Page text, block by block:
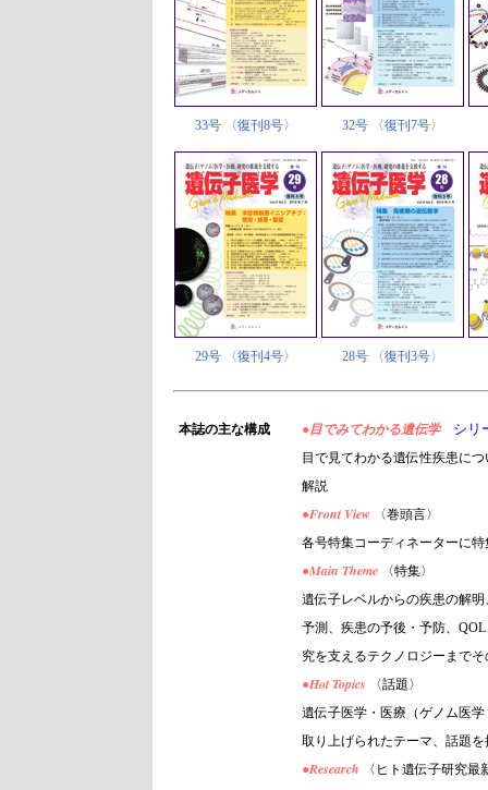
33号 〈復刊8号〉 32号 〈復刊7号〉
29号 〈復刊4号〉 28号 〈復刊3号〉
本誌の主な構成 ●目でみてわかる遺伝学 シリ
目で見てわかる遺伝性疾患に
解説
●Front View
〈巻頭言〉
各号特集コーディネーターに
●Main Theme
〈特集〉
遺伝子レベルからの疾患の解
予測、疾患の予後・予防、
究を支えるテクノロジーまで
●Hot Topics
〈話題〉
遺伝子医学・医療（ゲノム医
取り上げられたテーマ、話題を
●Research 〈ヒト遺伝子研究最